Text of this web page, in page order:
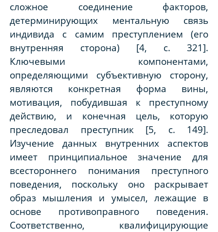
сложное соединение факторов,
детерминирующих ментальную связь
индивида с самим преступлением (его
внутренняя сторона) [4, c. 321].
Ключевыми компонентами,
определяющими субъективную сторону,
являются конкретная форма вины,
мотивация, побудившая к преступному
действию, и конечная цель, которую
преследовал преступник [5, c. 149].
Изучение данных внутренних аспектов
имеет принципиальное значение для
всестороннего понимания преступного
поведения, поскольку оно раскрывает
образ мышления и умысел, лежащие в
основе противоправного поведения.
Соответственно, квалифицирующие